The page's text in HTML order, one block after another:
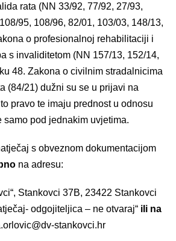
rata (NN 33/92, 77/92, 27/93,
95, 108/96, 82/01, 103/03, 148/13,
o profesionalnoj rehabilitaciji i
s invaliditetom (NN 157/13, 152/14,
48. Zakona o civilnim stradalnicima
(84/21) dužni su se u prijavi na
pravo te imaju prednost u odnosu
samo pod jednakim uvjetima.
s obveznom dokumentacijom
na adresu:
Stankovci 37B, 23422 Stankovci
odgojiteljica – ne otvaraj“ ili na
stankovci.hr